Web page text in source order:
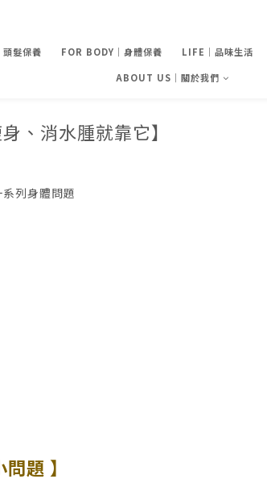
髮保養 FOR BODY｜身體保養 LIFE｜品味生活
ABOUT US｜關於我們
、消水腫就靠它】
列身體問題
題 】